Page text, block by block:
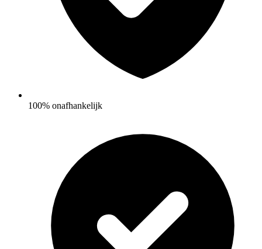
100% onafhankelijk